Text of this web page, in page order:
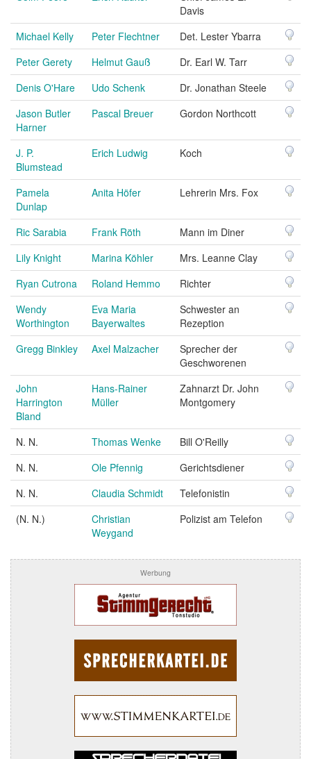
Davis
Michael Kelly
Peter Flechtner
Det. Lester Ybarra
Peter Gerety
Helmut Gauß
Dr. Earl W. Tarr
Denis O'Hare
Udo Schenk
Dr. Jonathan Steele
Jason Butler
Harner
Pascal Breuer Gordon Northcott
J. P.
Blumstead
Erich Ludwig Koch
Pamela
Dunlap
Anita Höfer Lehrerin Mrs. Fox
Ric Sarabia Frank Röth
Mann im Diner
Lily Knight
Marina Köhler
Mrs. Leanne Clay
Ryan Cutrona
Roland Hemmo
Richter
Wendy
Worthington
Eva Maria
Bayerwaltes
Schwester an
Rezeption
Gregg Binkley
Axel Malzacher
Sprecher der
Geschworenen
John
Harrington
Bland
Hans-Rainer
Müller
Zahnarzt Dr. John
Montgomery
N. N. Thomas Wenke
Bill O'Reilly
N. N.
Ole Pfennig
Gerichtsdiener
N. N.
Claudia Schmidt
Telefonistin
(N. N.)
Christian
Weygand
Polizist am Telefon
Werbung